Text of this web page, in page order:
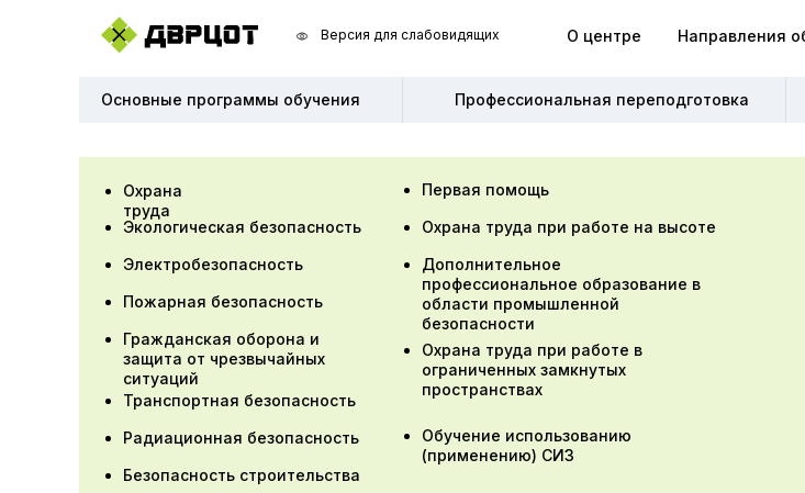
Направления
Основные программы обучения Профессиональная переподготовка
О центре
Версия для слабовидящих
Охрана
труда
Экологическая безопасность
Электробезопасность
Пожарная безопасность
Гражданская оборона и
защита от чрезвычайных
ситуаций
Транспортная безопасность
Радиационная безопасность
Безопасность строительства
Первая помощь
Охрана труда при работе на высоте
Дополнительное
профессиональное образование в
области промышленной
безопасности
Охрана труда при работе в
ограниченных замкнутых
пространствах
Обучение использованию
(применению) СИЗ
Направления
Основные программы обучения Профессиональная переподготовка
О центре
Версия для слабовидящих